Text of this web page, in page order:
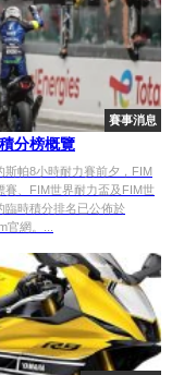
賽事消息
分榜概覽
斯帕8小時耐力賽前夕，FIM
賽、FIM世界耐力盃及FIM世
臨時積分排名已公佈於
官網。...